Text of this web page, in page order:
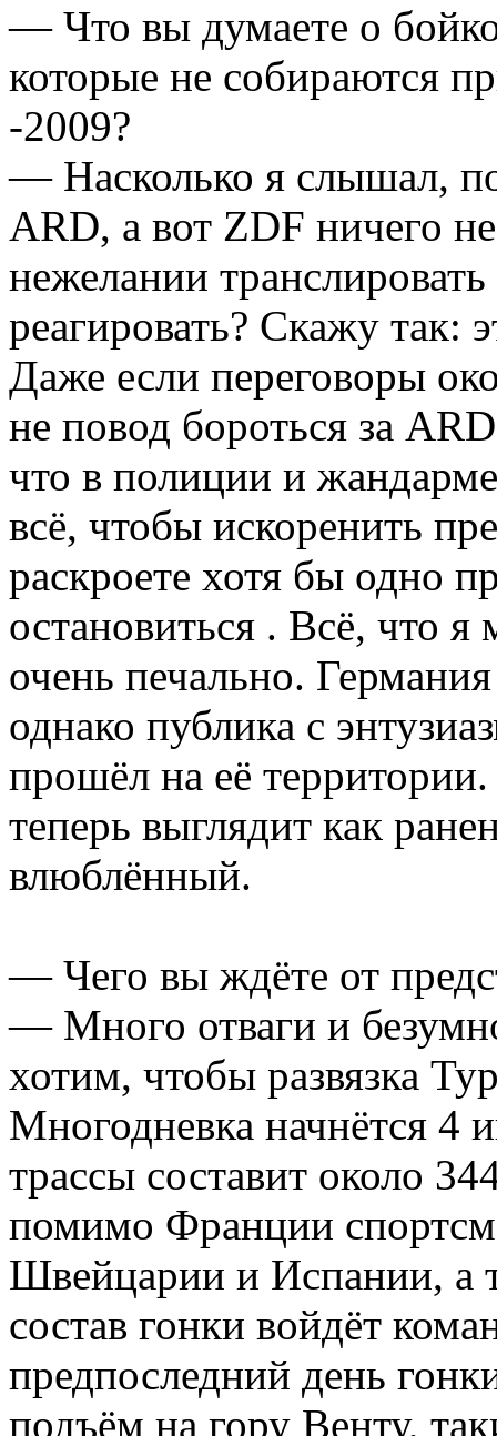
— Что вы думаете о
которые не собираются
-2009?
— Насколько я слышал,
ARD, а вот ZDF ничего
нежелании
реагировать? Скажу так:
Даже если переговоры
не повод бороться за
что в полиции и
всё, чтобы искоренить
раскроете хотя бы одно
остановиться . Всё, что я
очень печально.
однако публика с
прошёл на её
теперь выглядит как
влюблённый.
— Чего вы ждёте от
— Много отваги и
хотим, чтобы развязка
Многодневка начнётся 4
трассы составит около
помимо Франции
Швейцарии и Испании, а
состав гонки войдёт
предпоследний день
подъём на гору Венту,